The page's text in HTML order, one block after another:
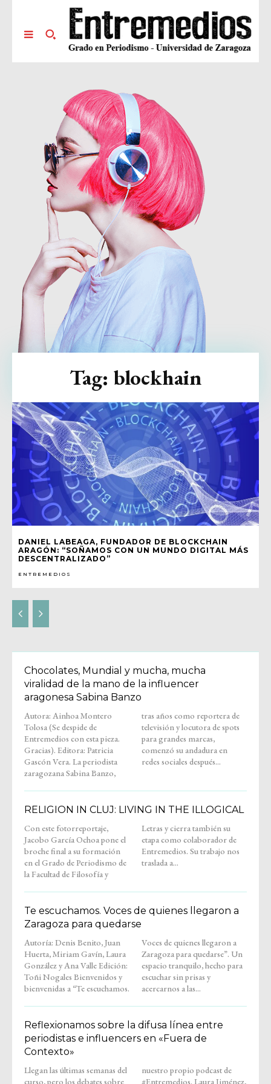
DANIEL LABEAGA, FUNDADOR DE BLOCKCHAIN
ARAGÓN: “SOÑAMOS CON UN MUNDO DIGITAL MÁS
DESCENTRALIZADO”
ENTREMEDIOS
Tag: blockhain
Chocolates, Mundial y mucha, mucha
viralidad de la mano de la influencer
aragonesa Sabina Banzo
Autora: Ainhoa Montero
Tolosa (Se despide de
Entremedios con esta pieza.
Gracias). Editora: Patricia
Gascón Vera. La periodista
zaragozana Sabina Banzo,
tras años como reportera de
televisión y locutora de spots
para grandes marcas,
comenzó su andadura en
redes sociales después...
RELIGION IN CLUJ: LIVING IN THE ILLOGICAL
Con este fotorreportaje,
Jacobo García Ochoa pone el
broche final a su formación
en el Grado de Periodismo de
la Facultad de Filosofía y
Letras y cierra también su
etapa como colaborador de
Entremedios. Su trabajo nos
traslada a...
Te escuchamos. Voces de quienes llegaron a
Zaragoza para quedarse
Autoría: Denis Benito, Juan
Huerta, Miriam Gavín, Laura
González y Ana Valle Edición:
Toñi Nogales Bienvenidos y
bienvenidas a “Te escuchamos.
Voces de quienes llegaron a
Zaragoza para quedarse”. Un
espacio tranquilo, hecho para
escuchar sin prisas y
acercarnos a las...
Reflexionamos sobre la difusa línea entre
periodistas e influencers en «Fuera de
Contexto»
Llegan las últimas semanas del
curso, pero los debates sobre
nuestro propio podcast de
#Entremedios. Laura Jiménez,